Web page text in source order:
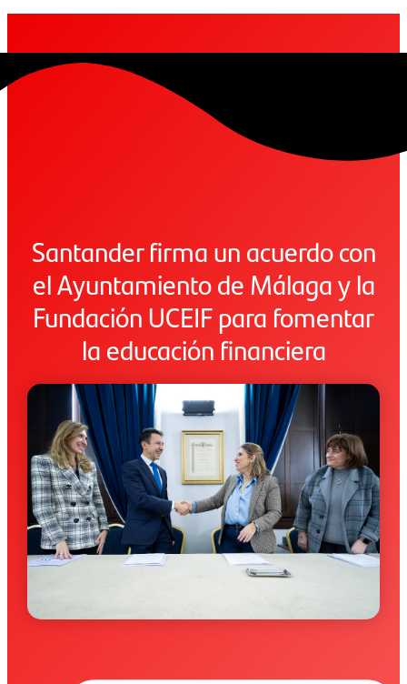
Santander firma un acuerdo con
el Ayuntamiento de Málaga y la
Fundación UCEIF para fomentar
la educación financiera